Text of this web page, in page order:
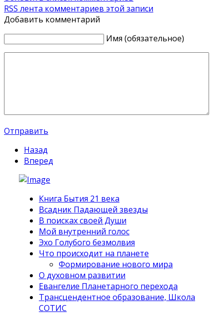
RSS лента комментариев этой записи
Добавить комментарий
Имя (обязательное)
Отправить
Назад
Вперед
Книга Бытия 21 века
Всадник Падающей звезды
В поисках своей Души
Мой внутренний голос
Эхо Голубого безмолвия
Что происходит на планете
Формирование нового мира
О духовном развитии
Евангелие Планетарного перехода
Трансцендентное образование, Школа
СОТИС